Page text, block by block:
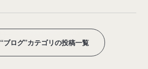
“ブログ”カテゴリの投稿一覧